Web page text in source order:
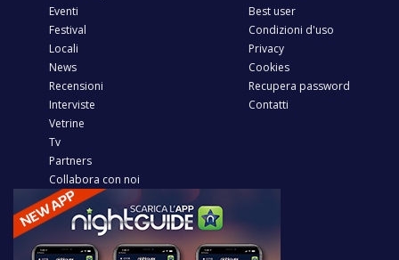
Eventi
Festival
Locali
News
Recensioni
Interviste
Vetrine
Tv
Partners
Collabora con noi
Best user
Condizioni d'uso
Privacy
Cookies
Recupera password
Contatti